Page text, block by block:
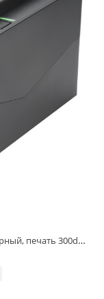
Принтер этикеток TSC TE300 (термотрансферный, печать 300dpi, USB) 99-065A701-00LF00